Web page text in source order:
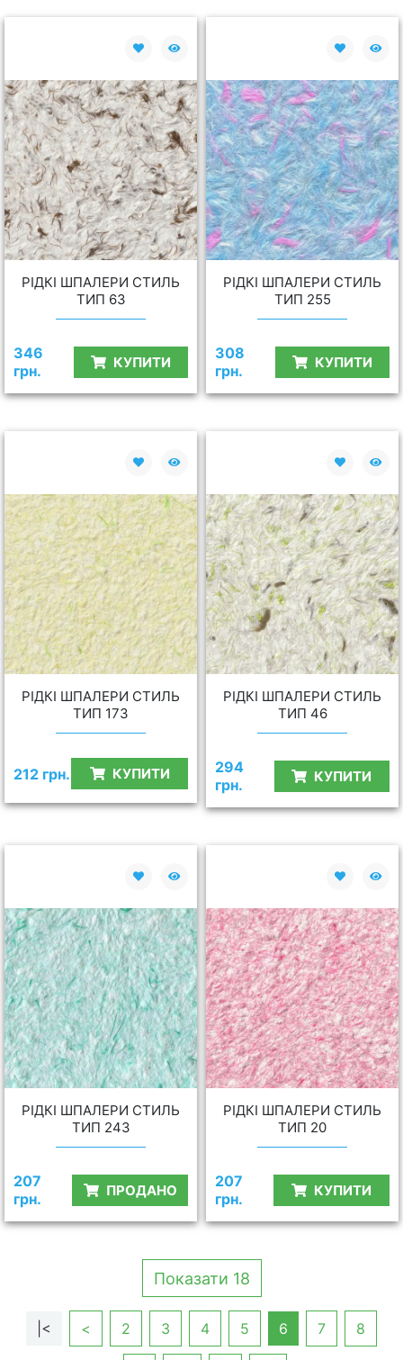
РІДКІ ШПАЛЕРИ СТИЛЬ
ТИП 63
346
грн.
КУПИТИ
РІДКІ ШПАЛЕРИ СТИЛЬ
ТИП 255
308
грн.
КУПИТИ
РІДКІ ШПАЛЕРИ СТИЛЬ
ТИП 173
212 грн. КУПИТИ
РІДКІ ШПАЛЕРИ СТИЛЬ
ТИП 46
294
грн.
КУПИТИ
РІДКІ ШПАЛЕРИ СТИЛЬ
ТИП 243
207
грн.
ПРОДАНО
РІДКІ ШПАЛЕРИ СТИЛЬ
ТИП 20
207
грн.
КУПИТИ
Показати 18
|< < 2 3 4 5 6 7 8